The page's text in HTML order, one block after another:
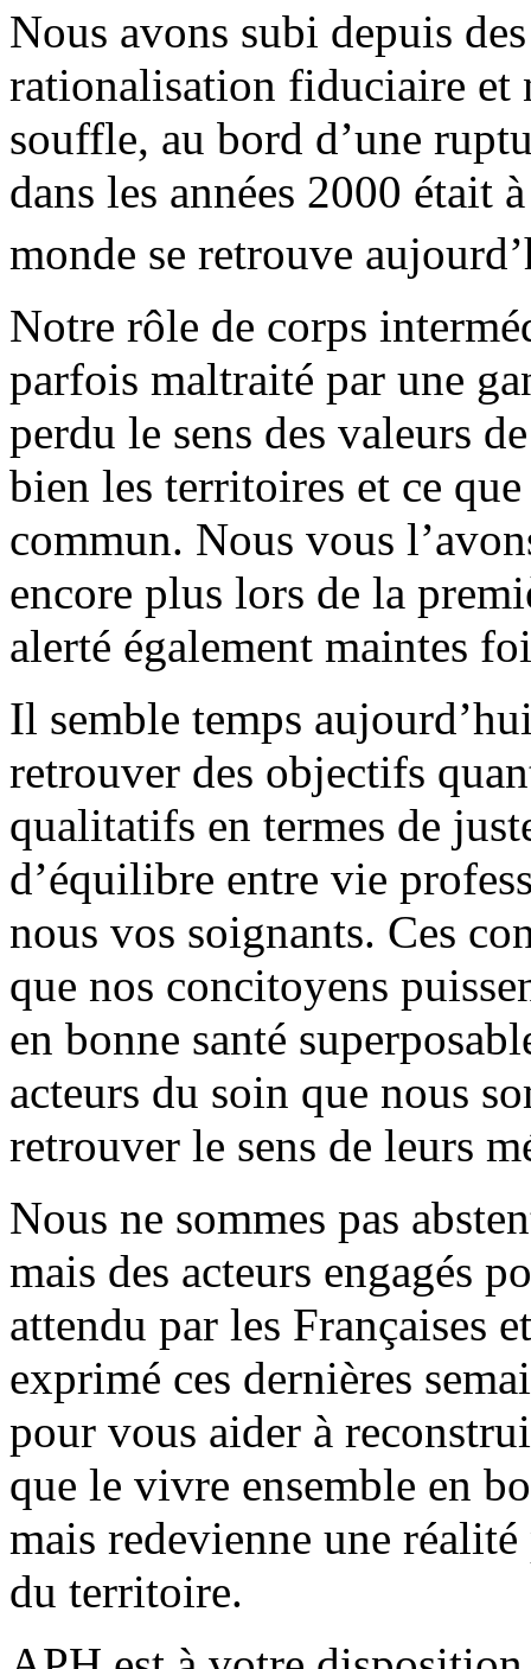
Nous avons subi depuis
rationalisation fiduciaire et
souffle, au bord d’une
dans les années 2000 était
monde se retrouve
Notre rôle de corps
parfois maltraité par une
perdu le sens des valeurs
bien les territoires et ce
commun. Nous vous
encore plus lors de la
alerté également maintes
Il semble temps
retrouver des objectifs
qualitatifs en termes de
d’équilibre entre vie
nous vos soignants. Ces
que nos concitoyens
en bonne santé
acteurs du soin que nous
retrouver le sens de leurs
Nous ne sommes pas
mais des acteurs engagés
attendu par les Françaises
exprimé ces dernières
pour vous aider à
que le vivre ensemble en
mais redevienne une
du territoire.